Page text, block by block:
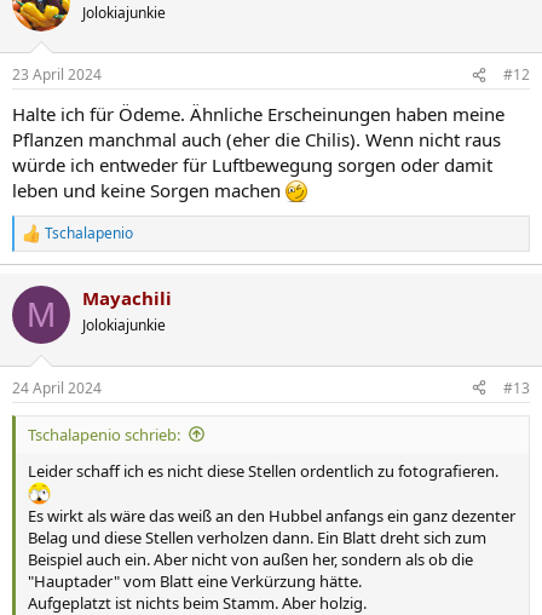
Jolokiajunkie
23 April 2024 #12
Halte ich für Ödeme. Ähnliche Erscheinungen haben meine
Pflanzen manchmal auch (eher die Chilis). Wenn nicht raus
würde ich entweder für Luftbewegung sorgen oder damit
leben und keine Sorgen machen
R
e
k
i
e
n
Tschalapenio
M Mayachili
Jolokiajunkie
24 April 2024 #13
Tschalapenio schrieb:
Leider schaff ich es nicht diese Stellen ordentlich zu fotografieren.
Es wirkt als wäre das weiß an den Hubbel anfangs ein ganz dezenter
Belag und diese Stellen verholzen dann. Ein Blatt dreht sich zum
Beispiel auch ein. Aber nicht von außen her, sondern als ob die
"Hauptader" vom Blatt eine Verkürzung hätte.
Aufgeplatzt ist nichts beim Stamm. Aber holzig.